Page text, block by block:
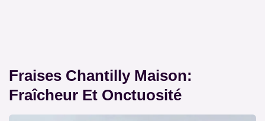
Fraises Chantilly Maison:
Fraîcheur Et Onctuosité